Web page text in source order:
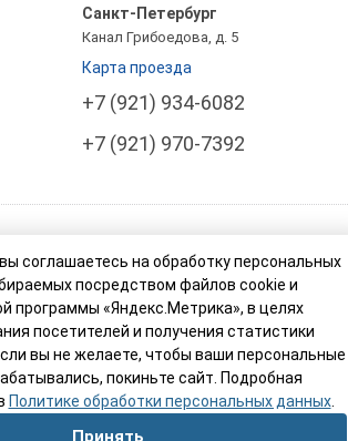
Санкт-Петербург
Канал Грибоедова, д. 5
Карта проезда
+7 (921) 934-6082
+7 (921) 970-7392
Тур Бизнес (РТ Бизнес). 2003-
туроператора: МВТ 007765
соглашаетесь на обработку персональных
посредством файлов cookie и
программы «Яндекс.Метрика», в целях
посетителей и получения статистики
вы не желаете, чтобы ваши персональные
покиньте сайт. Подробная
Политике обработки персональных данных.
Принять